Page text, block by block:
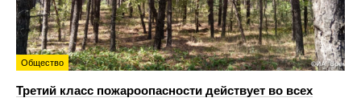
Общество
Третий класс пожароопасности действует во всех